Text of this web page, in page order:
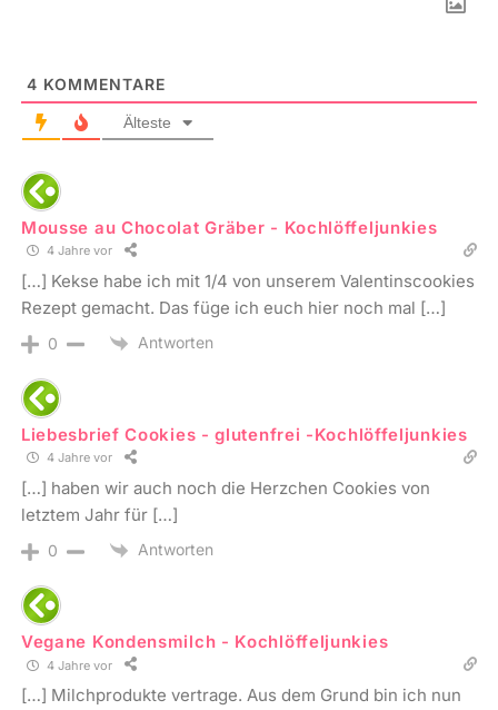
4 KOMMENTARE
Älteste
Mousse au Chocolat Gräber - Kochlöffeljunkies
4 Jahre vor
[…] Kekse habe ich mit 1/4 von unserem Valentinscookies
Rezept gemacht. Das füge ich euch hier noch mal […]
0 Antworten
Liebesbrief Cookies - glutenfrei -Kochlöffeljunkies
4 Jahre vor
[…] haben wir auch noch die Herzchen Cookies von
letztem Jahr für […]
0 Antworten
Vegane Kondensmilch - Kochlöffeljunkies
4 Jahre vor
[…] Milchprodukte vertrage. Aus dem Grund bin ich nun